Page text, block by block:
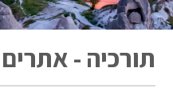
תורכיה - אתרים